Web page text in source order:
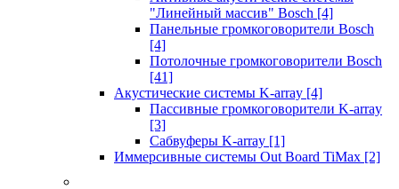
"Линейный массив" Bosch [4]
Панельные громкоговорители Bosch
[4]
Потолочные громкоговорители Bosch
[41]
Акустические системы K-array [4]
Пассивные громкоговорители K-array
[3]
Сабвуферы K-array [1]
Иммерсивные системы Out Board TiMax [2]